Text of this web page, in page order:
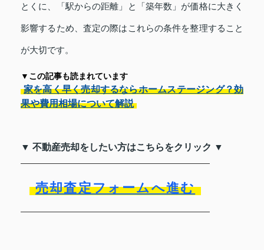
とくに、「駅からの距離」と「築年数」が価格に大きく
影響するため、査定の際はこれらの条件を整理すること
が大切です。
▼この記事も読まれています
家を高く早く売却するならホームステージング？効
果や費用相場について解説
▼ 不動産売却をしたい方はこちらをクリック ▼
売却査定フォームへ進む